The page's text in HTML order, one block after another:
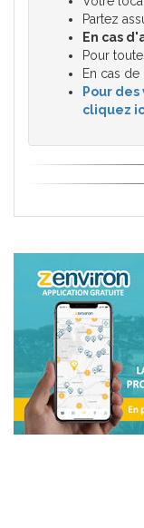
Partez
En cas
Pour
En cas
Pour
cliquez